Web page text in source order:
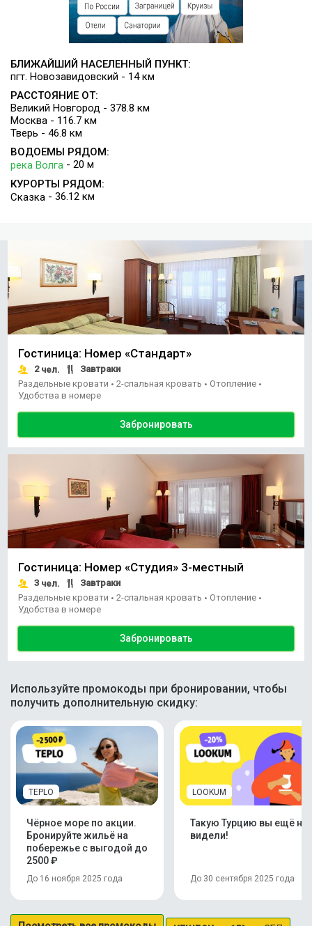
заправочная станция на воде;
спорткомплекс, открытые теннисные корты и
спортивные площадки;
оборудованный пляж на берегу реки Волга;
стрелковый центр, русский дартс;
детский клуб «Семицветик»;
мини-ферма;
рыбалка на прудах и реках, подледная рыбалка,
охота;
салон красоты, солярий, массаж, инфракрасная
сауна;
обменный пункт, мини-маркет, магазины, кабинет
врача;
химчистка, прачечная;
круглосуточно охраняемая территория.
БЛИЖАЙШИЙ НАСЕЛЕННЫЙ ПУНКТ:
пгт. Новозавидовский - 14 км
РАССТОЯНИЕ ОТ:
Великий Новгород - 378.8 км
Москва - 116.7 км
Тверь - 46.8 км
ВОДОЕМЫ РЯДОМ:
река Волга - 20 м
КУРОРТЫ РЯДОМ:
Сказка - 36.12 км
Гостиница: Номер «Стандарт»
2чел.
Завтраки
Раздельные кровати • 2-спальная кровать • Отопление •
Удобства в номере
Забронировать
Гостиница: Номер «Студия» 3-местный
3 чел.
Завтраки
Раздельные кровати • 2-спальная кровать • Отопление •
Удобства в номере
Забронировать
Используйте промокоды при бронировании, чтобы
получить дополнительную скидку:
TEPLO
Чёрное море по акции.
Бронируйте жильё на
побережье с выгодой до
2500 ₽
До 16 ноября 2025 года
LOOKUM
Такую Турцию вы ещё не
видели!
До 30 сентября 2025 года